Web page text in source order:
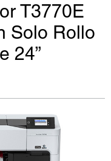
T3770E
Solo Rollo
24”